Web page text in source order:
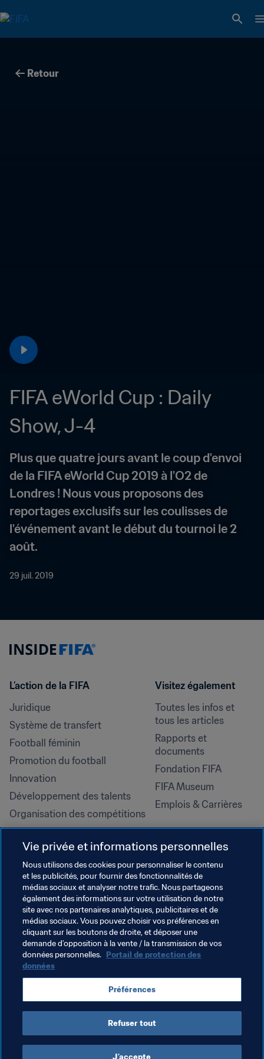
Retour
FIFA eWorld Cup : Daily
Show, J-4
Plus que quatre jours avant le coup d'envoi
de la FIFA eWorld Cup 2019 à l'O2 de
Londres ! Nous vous proposons des
reportages exclusifs sur les coulisses de
l'événement avant le début du tournoi le 2
août.
29 juil. 2019
L’action de la FIFA
Juridique
Système de transfert
Football féminin
Promotion du football
Innovation
Développement des talents
Organisation des compétitions
Développement durable
Droits de l'homme et lutte contre
la discrimination
Santé et médical
Initiatives en matière de
formation
Visitez également
Toutes les infos et
tous les articles
Rapports et
documents
Fondation FIFA
FIFA Museum
Emplois & Carrières
CONDITIONS D'UTILISATION
PORTAIL DE LA FIFA SUR LA PROTECTION DES DONNÉES
TÉLÉCHARGEMENTS
PARAMÈTRAGE DES COOKIES
Droits d'auteur © 1994 - 2025 FIFA. Tous les droits sont réservés.
Vie privée et informations personnelles
Nous utilisons des cookies pour personnaliser le contenu
et les publicités, pour fournir des fonctionnalités de
médias sociaux et analyser notre trafic. Nous partageons
également des informations sur votre utilisation de notre
site avec nos partenaires analytiques, publicitaires et de
médias sociaux. Vous pouvez choisir vos préférences en
cliquant sur les boutons de droite, et déposer une
demande d’opposition à la vente / la transmission de vos
données personnelles. Portail de protection des
données
Préférences
Refuser tout
J’accepte